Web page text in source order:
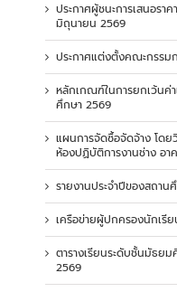
ประกาศผู้ชนะการเสนอร
มิถุนายน 2569
ประกาศแต่งตั้งคณะกรรม
หลักเกณฑ์ในการยกเว้นค่
ศึกษา 2569
แผนการจัดซื้อจัดจ้าง โดย
ห้องปฏิบัติการงานช่าง อ
รายงานประจำปีของสถาน
เครือข่ายผู้ปกครองนักเรี
ตารางเรียนระดับชั้นมัธย
2569